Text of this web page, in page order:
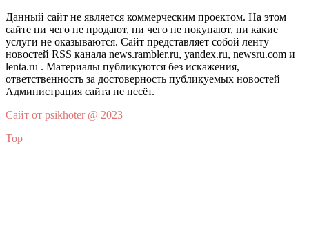
Данный сайт не является коммерческим проектом. На этом
сайте ни чего не продают, ни чего не покупают, ни какие
услуги не оказываются. Сайт представляет собой ленту
новостей RSS канала news.rambler.ru, yandex.ru, newsru.com и
lenta.ru . Материалы публикуются без искажения,
ответственность за достоверность публикуемых новостей
Администрация сайта не несёт.
Сайт от psikhoter @ 2023
Top